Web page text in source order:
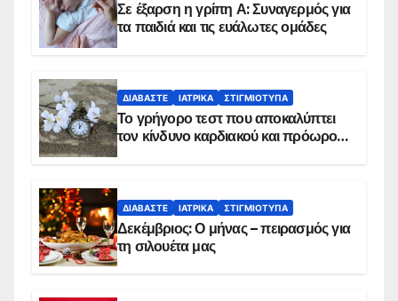
Σε έξαρση η γρίπη Α: Συναγερμός για
τα παιδιά και τις ευάλωτες ομάδες
ΔΙΑΒΆΣΤΕ ΙΑΤΡΙΚΆ ΣΤΙΓΜΙΌΤΥΠΑ
Το γρήγορο τεστ που αποκαλύπτει
τον κίνδυνο καρδιακού και πρόωρου
ΔΙΑΒΆΣΤΕ ΙΑΤΡΙΚΆ ΣΤΙΓΜΙΌΤΥΠΑ
Δεκέμβριος: Ο μήνας – πειρασμός για
τη σιλουέτα μας